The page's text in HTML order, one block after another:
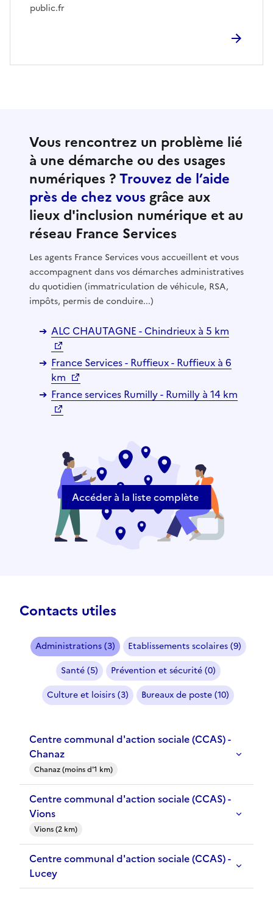
public.fr
Vous rencontrez un problème lié
à une démarche ou des usages
numériques ?Trouvez de l’aide
près de chez vous grâce aux
lieux d'inclusion numérique et au
réseau France Services
Les agents France Services vous accueillent et vous
accompagnent dans vos démarches administratives
du quotidien (immatriculation de véhicule, RSA,
impôts, permis de conduire...)
ALC CHAUTAGNE - Chindrieux à 5 km
France Services - Ruffieux - Ruffieux à 6
km
France services Rumilly - Rumilly à 14 km
Accéder à la liste complète
Contacts utiles
Administrations (3)
Etablissements scolaires (9)
Santé (5)
Prévention et sécurité (0)
Culture et loisirs (3)
Bureaux de poste (10)
Centre communal d'action sociale (CCAS) -
Chanaz
Chanaz (moins d'1 km)
Centre communal d'action sociale (CCAS) -
Vions
Vions (2 km)
Centre communal d'action sociale (CCAS) -
Lucey